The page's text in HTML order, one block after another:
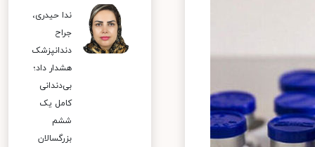
ندا حیدری،
جراح
دندانپزشک
هشدار داد؛
بی‌دندانی
کامل یک
ششم
بزرگسالان